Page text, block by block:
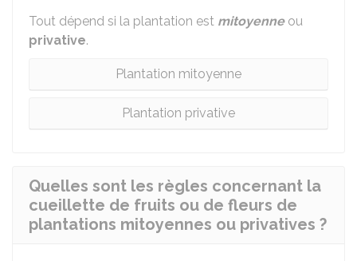
Tout dépend si la plantation est mitoyenneou
privative.
Plantation mitoyenne
Plantation privative
Quelles sont les règles concernant la
cueillette de fruits ou de fleurs de
plantations mitoyennes ou privatives ?